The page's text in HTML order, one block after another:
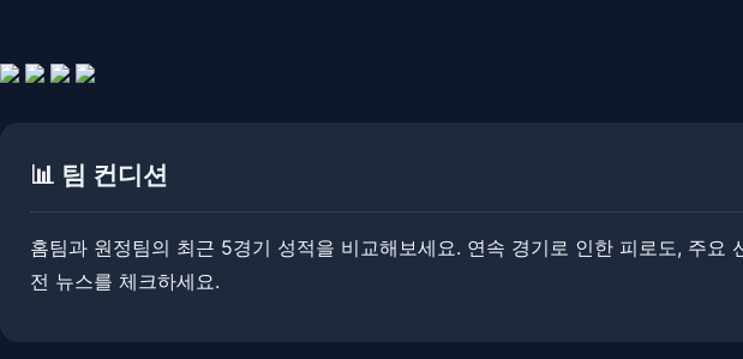
📊 팀 컨디션
홈팀과 원정팀의 최근 5경기 성적을 비교해보세요. 연속 경기로 인한 피로도, 주
전 뉴스를 체크하세요.